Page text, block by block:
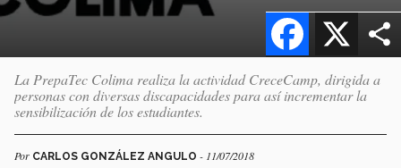
X
Facebook
La PrepaTec Colima realiza la actividad CreceCamp, dirigida a
personas con diversas discapacidades para así incrementar la
sensibilización de los estudiantes.
Por CARLOS GONZÁLEZ ANGULO - 11/07/2018